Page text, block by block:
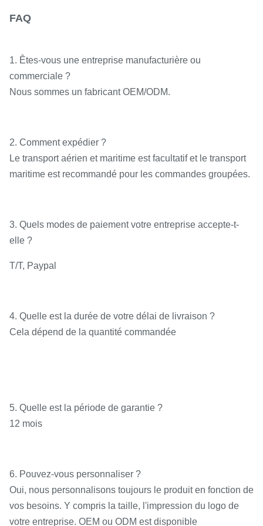
FAQ
1. Êtes-vous une entreprise manufacturière ou
commerciale ?
Nous sommes un fabricant OEM/ODM.
2. Comment expédier ?
Le transport aérien et maritime est facultatif et le transport
maritime est recommandé pour les commandes groupées.
3. Quels modes de paiement votre entreprise accepte-t-
elle ?
T/T, Paypal
4. Quelle est la durée de votre délai de livraison ?
Cela dépend de la quantité commandée
5. Quelle est la période de garantie ?
12 mois
6. Pouvez-vous personnaliser ?
Oui, nous personnalisons toujours le produit en fonction de
vos besoins. Y compris la taille, l'impression du logo de
votre entreprise. OEM ou ODM est disponible